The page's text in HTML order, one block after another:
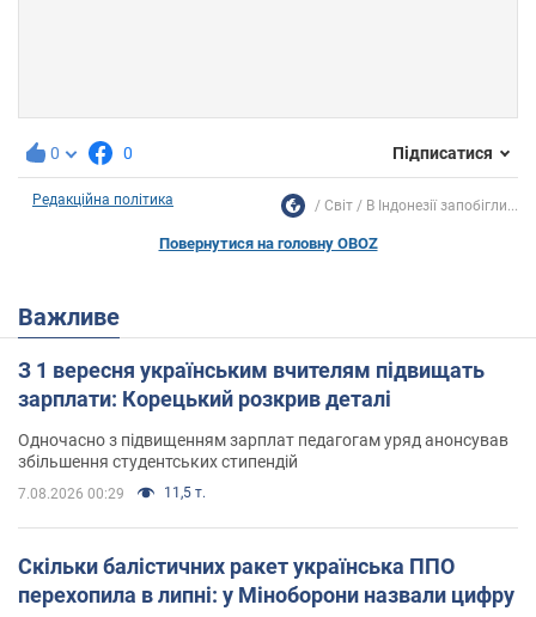
0 0 Підписатися
Редакційна політика Світ В Індонезії запобігли...
Повернутися на головну OBOZ
Важливе
З 1 вересня українським вчителям підвищать
зарплати: Корецький розкрив деталі
Одночасно з підвищенням зарплат педагогам уряд анонсував
збільшення студентських стипендій
7.08.2026 00:29 11,5 т.
Скільки балістичних ракет українська ППО
перехопила в липні: у Міноборони назвали цифру